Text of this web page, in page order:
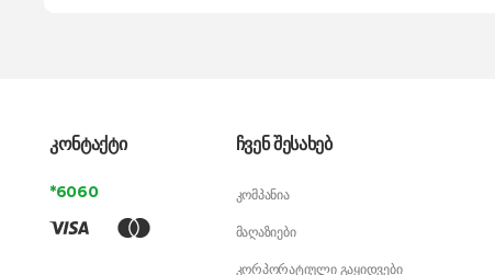
კონტაქტი
*6060
ჩვენ შესახებ
კომპანია
მაღაზიები
კორპორატიული გაყიდვები